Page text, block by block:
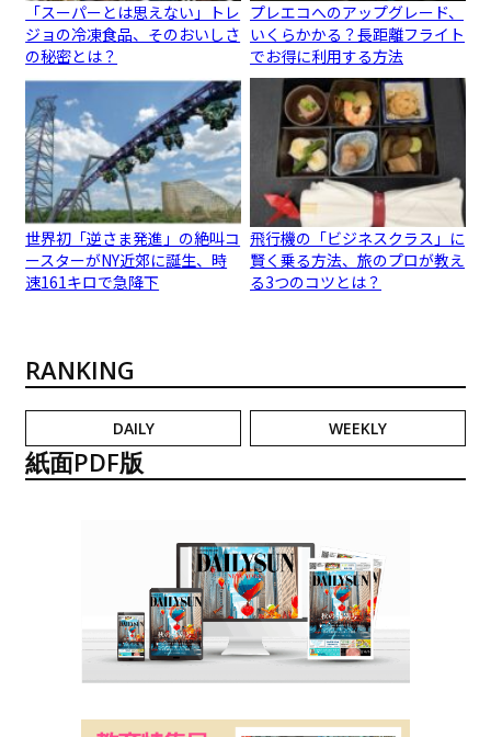
「スーパーとは思えない」トレ
ジョの冷凍食品、そのおいしさ
の秘密とは？
プレエコへのアップグレード、
いくらかかる？長距離フライト
でお得に利用する方法
世界初「逆さま発進」の絶叫コ
ースターがNY近郊に誕生、時
速161キロで急降下
飛行機の「ビジネスクラス」に
賢く乗る方法、旅のプロが教え
る3つのコツとは？
RANKING
DAILY WEEKLY
紙面PDF版